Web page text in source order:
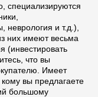
специализируются
неврология и т.д.),
них имеют весьма
(инвестировать
что вы
Имеет
вы предлагаете
большому